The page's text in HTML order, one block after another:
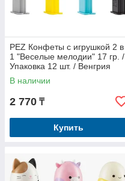
PEZ Конфеты с игрушкой 2 в
1 "Веселые мелодии" 17 гр. /
Упаковка 12 шт. / Венгрия
В наличии
2 770 ₸
Купить